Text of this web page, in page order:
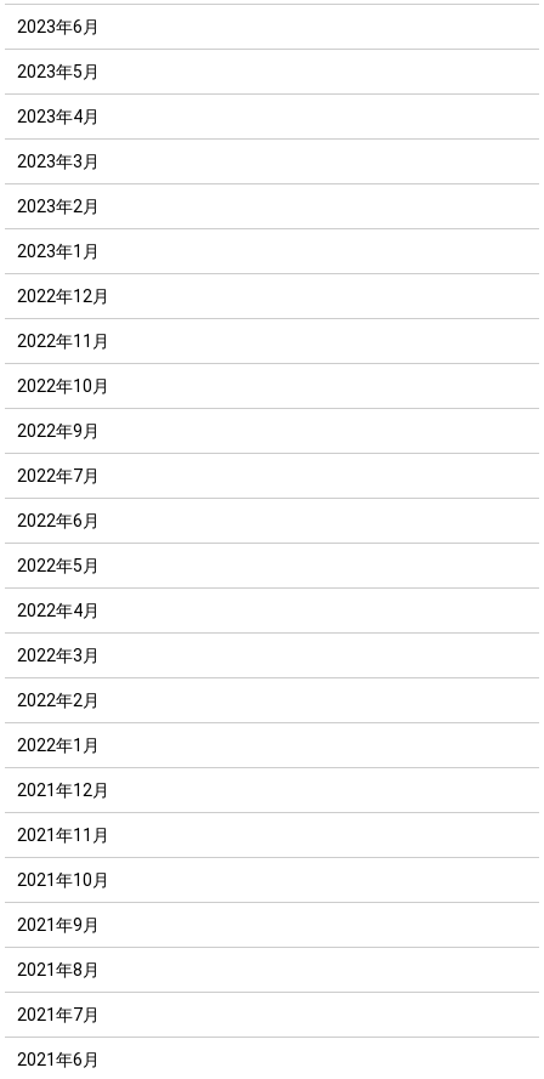
2023年6月
2023年5月
2023年4月
2023年3月
2023年2月
2023年1月
2022年12月
2022年11月
2022年10月
2022年9月
2022年7月
2022年6月
2022年5月
2022年4月
2022年3月
2022年2月
2022年1月
2021年12月
2021年11月
2021年10月
2021年9月
2021年8月
2021年7月
2021年6月